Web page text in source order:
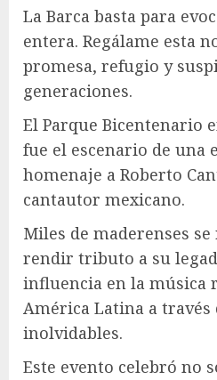
La Barca basta para
entera. Regálame esta
promesa, refugio y
generaciones.
El Parque Bicentenario
fue el escenario de una
homenaje a Roberto
cantautor mexicano.
Miles de maderenses
rendir tributo a su
influencia en la música
América Latina a través
inolvidables.
Este evento celebró no